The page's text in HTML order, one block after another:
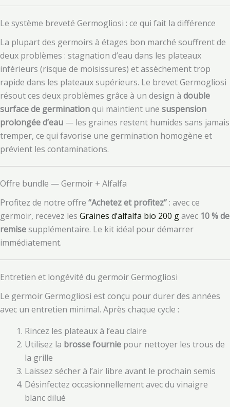
Le système breveté Germogliosi : ce qui fait la différence
La plupart des germoirs à étages bon marché souffrent de
deux problèmes : stagnation d’eau dans les plateaux
inférieurs (risque de moisissures) et assèchement trop
rapide dans les plateaux supérieurs. Le brevet Germogliosi
résout ces deux problèmes grâce à un design à double
surface de germinationqui maintient une suspension
prolongée d’eau — les graines restent humides sans jamais
tremper, ce qui favorise une germination homogène et
prévient les contaminations.
Offre bundle — Germoir + Alfalfa
Profitez de notre offre “Achetez et profitez” : avec ce
germoir, recevez les Graines d’alfalfa bio 200 gavec 10 % de
remisesupplémentaire. Le kit idéal pour démarrer
immédiatement.
Entretien et longévité du germoir Germogliosi
Le germoir Germogliosi est conçu pour durer des années
avec un entretien minimal. Après chaque cycle :
Rincez les plateaux à l’eau claire
Utilisez la brosse fournie pour nettoyer les trous de
la grille
Laissez sécher à l’air libre avant le prochain semis
Désinfectez occasionnellement avec du vinaigre
blanc dilué